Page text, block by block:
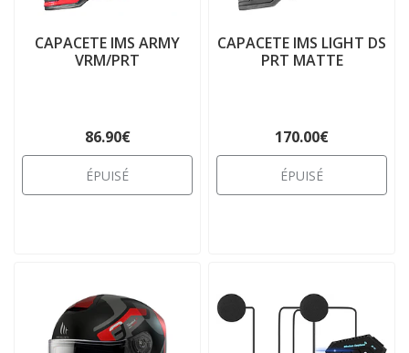
CAPACETE IMS ARMY
VRM/PRT
86.90€
ÉPUISÉ
CAPACETE IMS LIGHT DS
PRT MATTE
170.00€
ÉPUISÉ